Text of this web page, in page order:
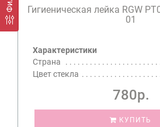
Гигиеническая лейка RGW
01
Характеристики
Страна
Цвет стекла
780р.
КУПИТЬ